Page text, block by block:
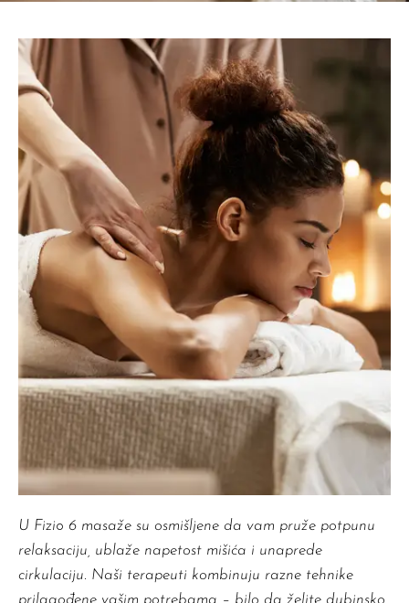
U Fizio 6 masaže su osmišljene da vam pruže potpunu
relaksaciju, ublaže napetost mišića i unaprede
cirkulaciju. Naši terapeuti kombinuju razne tehnike
prilagođene vašim potrebama – bilo da želite dubinsko